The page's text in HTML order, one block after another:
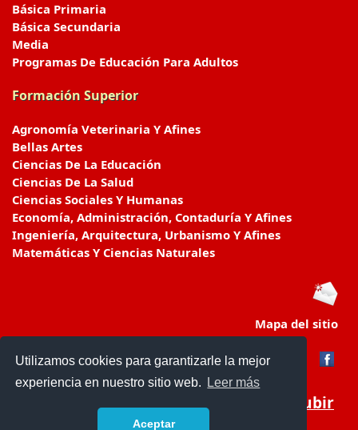
Utilizamos cookies para garantizarle la mejor
experiencia en nuestro sitio web.
Leer más
Aceptar
Básica Primaria
Básica Secundaria
Media
Programas De Educación Para Adultos
Formación Superior
Agronomía Veterinaria Y Afines
Bellas Artes
Ciencias De La Educación
Ciencias De La Salud
Ciencias Sociales Y Humanas
Economía, Administración, Contaduría Y Afines
Ingeniería, Arquitectura, Urbanismo Y Afines
Matemáticas Y Ciencias Naturales
Mapa del sitio
Subir